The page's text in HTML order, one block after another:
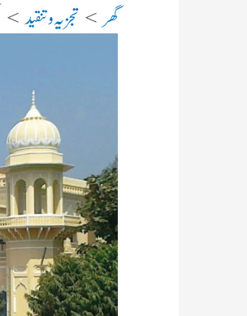
گھر تجزیہ و تنقید